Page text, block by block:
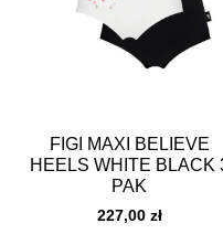
FIGI MAXI BELIEVE
HEELS WHITE BLACK
PAK
227,00 zł